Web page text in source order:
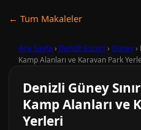
← Tum Makaleler
Ana Sayfa › Denizli Escort› Güney›
Kamp Alanları ve Karavan Park
Denizli Güney
Kamp Alanları ve
Yerleri